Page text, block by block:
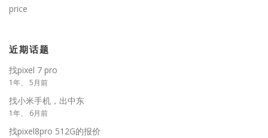
price
近期话题
找pixel 7 pro
1年、 5月前
找小米手机，出中东
1年、 6月前
找pixel8pro 512G的报价